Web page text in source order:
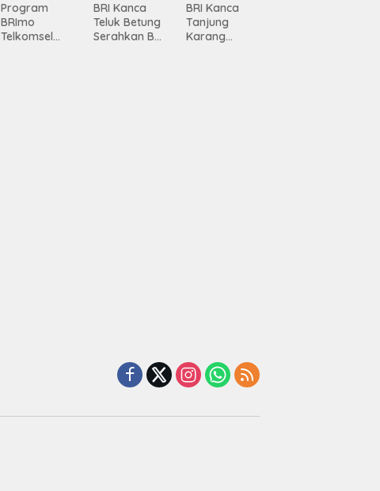
Program
BRImo
Telkomsel
BRI Kanca
Teluk Betung
Serahkan BRI
BRI Kanca
Tanjung
Karang